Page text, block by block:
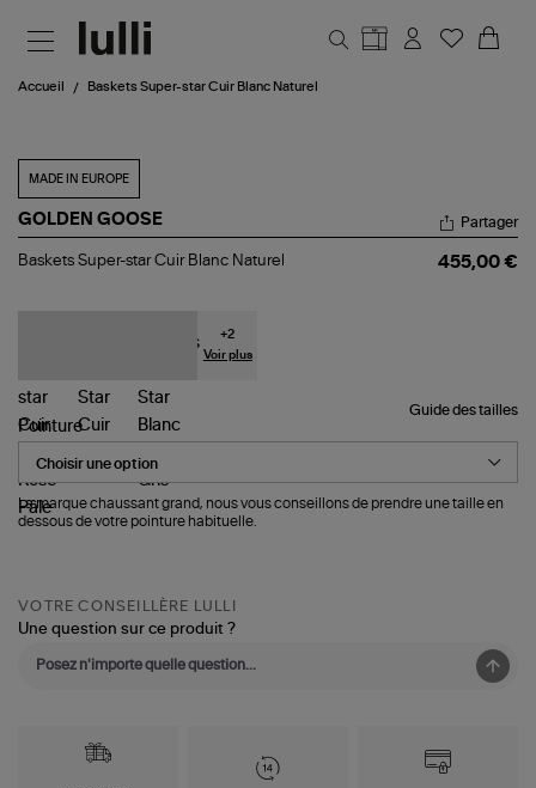
Accueil Baskets Super-star Cuir Blanc Naturel
MADE IN EUROPE
GOLDEN GOOSE
Baskets
Partager
Baskets Super-star Cuir Blanc Naturel 455,00 €
+2
Voir plus
Guide des tailles
Pointure
La marque chaussant grand, nous vous conseillons de prendre une taille en
dessous de votre pointure habituelle.
VOTRE CONSEILLÈRE LULLI
Une question sur ce produit ?